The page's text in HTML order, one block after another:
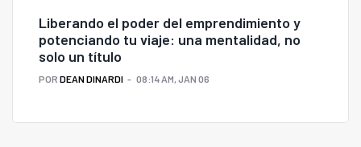
Liberando el poder del emprendimiento y
potenciando tu viaje: una mentalidad, no
solo un título
POR DEAN DINARDI 08:14 AM, JAN 06